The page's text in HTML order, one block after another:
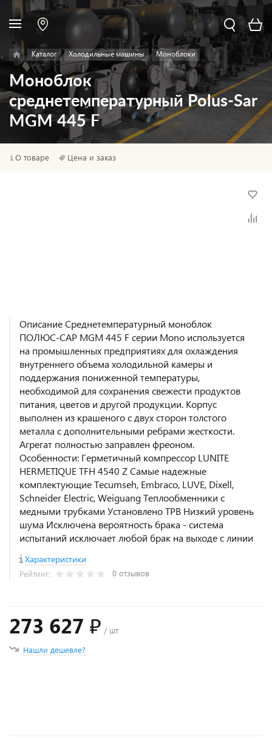
Каталог Холодильные машины Моноблоки
Моноблок
среднетемпературный Polus-Sar
MGM 445 F
О товаре Цена и заказ
Описание Среднетемпературный моноблок
ПОЛЮС-САР MGM 445 F серии Mono используется
на промышленных предприятиях для охлаждения
внутреннего объема холодильной камеры и
поддержания пониженной температуры,
необходимой для сохранения свежести продуктов
питания, цветов и другой продукции. Корпус
выполнен из крашеного с двух сторон толстого
металла с дополнительными ребрами жесткости.
Агрегат полностью заправлен фреоном.
Особенности: Герметичный компрессор LUNITE
HERMETIQUE ТFH 4540 Z Самые надежные
комплектующие Tecumseh, Embraco, LUVE, Dixell,
Schneider Electric, Weiguang Теплообменники с
медными трубками Установлено ТРВ Низкий уровень
шума Исключена вероятность брака - система
испытаний исключает любой брак на выходе с линии
Характеристики
Рейтинг: 0 отзывов
273 627 ₽ / шт
Нашли дешевле?